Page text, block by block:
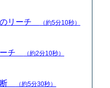
のリーチ （約5分10秒）
ーチ （約2分10秒）
断 （約5分30秒）